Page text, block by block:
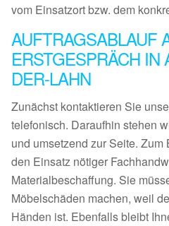
vom Einsatzort bzw. dem
AUFTRAGSABLAUF
ERSTGESPRÄCH IN
DER-LAHN
Zunächst kontaktieren Sie
telefonisch. Daraufhin stehen
und umsetzend zur Seite.
den Einsatz nötiger
Materialbeschaffung. Sie
Möbelschäden machen, weil
Händen ist. Ebenfalls bleibt